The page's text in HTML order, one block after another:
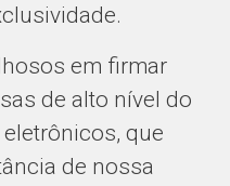
em firmar
de alto nível do
que
de nossa